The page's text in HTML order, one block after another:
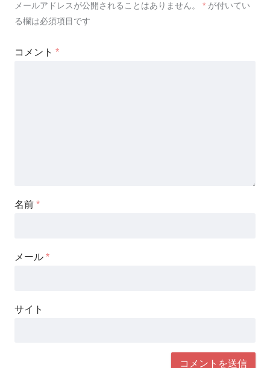
メールアドレスが公開されることはありません。 * が付いてい
る欄は必須項目です
コメント *
名前 *
メール *
サイト